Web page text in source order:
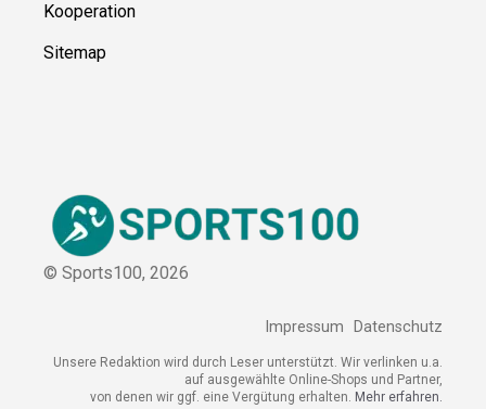
Kooperation
Sitemap
© Sports100, 2026
Impressum Datenschutz
Unsere Redaktion wird durch Leser unterstützt. Wir verlinken u.a.
auf ausgewählte Online-Shops und Partner,
von denen wir ggf. eine Vergütung erhalten. Mehr erfahren.